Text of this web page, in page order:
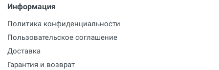
Информация
Политика конфиденциальности
Пользовательское соглашение
Доставка
Гарантия и возврат